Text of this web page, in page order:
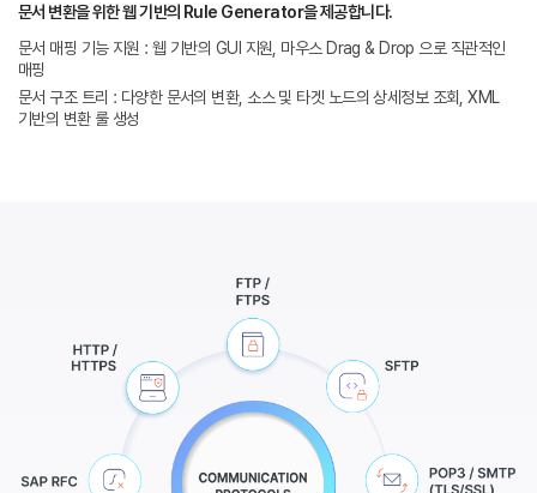
문서 변환을 위한 웹 기반의 Rule Generator을 제공합니다.
문서 매핑 기능 지원 : 웹 기반의 GUI 지원, 마우스 Drag & Drop 으로 직관적인
매핑
문서 구조 트리 : 다양한 문서의 변환, 소스 및 타겟 노드의 상세정보 조회, XML
기반의 변환 룰 생성